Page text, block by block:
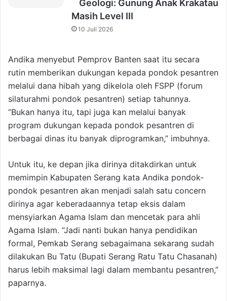
Geologi: Gunung Anak Krakatau
Masih Level III
10 Juli 2026
Andika menyebut Pemprov Banten saat itu secara
rutin memberikan dukungan kepada pondok pesantren
melalui dana hibah yang dikelola oleh FSPP (forum
silaturahmi pondok pesantren) setiap tahunnya.
“Bukan hanya itu, tapi juga kan melalui banyak
program dukungan kepada pondok pesantren di
berbagai dinas itu banyak diprogramkan,” imbuhnya.
Untuk itu, ke depan jika dirinya ditakdirkan untuk
memimpin Kabupaten Serang kata Andika pondok-
pondok pesantren akan menjadi salah satu concern
dirinya agar keberadaannya tetap eksis dalam
mensyiarkan Agama Islam dan mencetak para ahli
Agama Islam. “Jadi nanti bukan hanya pendidikan
formal, Pemkab Serang sebagaimana sekarang sudah
dilakukan Bu Tatu (Bupati Serang Ratu Tatu Chasanah)
harus lebih maksimal lagi dalam membantu pesantren,”
paparnya.